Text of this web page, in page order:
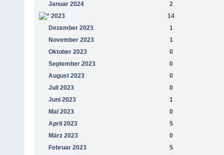
Januar 2024
2
2023
14
Dezember 2023
1
November 2023
1
Oktober 2023
0
September 2023
0
August 2023
0
Juli 2023
0
Juni 2023
1
Mai 2023
0
April 2023
5
März 2023
0
Februar 2023
5